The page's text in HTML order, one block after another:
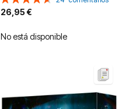
93%
26,95 €
No está disponible